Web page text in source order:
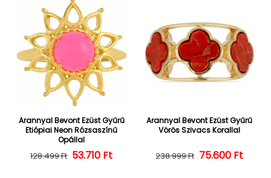
Arannyal Bevont Ezüst Gyűrű
Etiópiai Neon Rózsaszínű
Opállal
Normál ár
128.499 Ft Kedvezményes ár
53.710 Ft
Arannyal Bevont Ezüst Gyűrű
Vörös Szivacs Korallal
Normál ár
238.999 Ft 75.600 Ft